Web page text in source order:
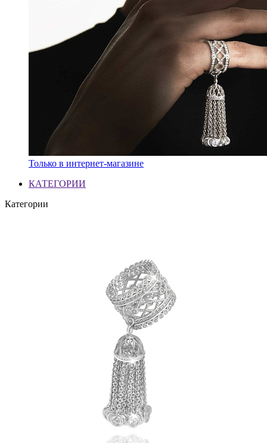
Только в интернет-магазине
КАТЕГОРИИ
Категории